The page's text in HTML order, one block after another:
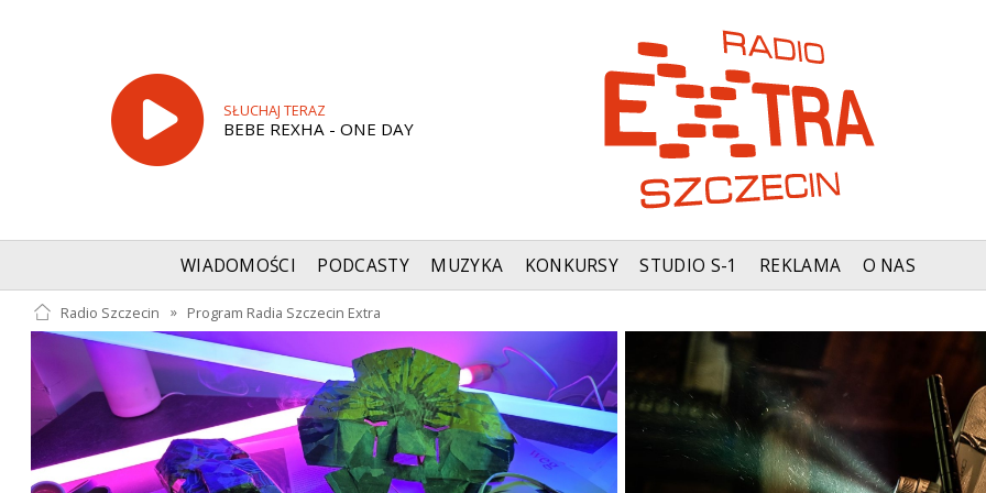
SŁUCHAJ TERAZ
BEBE REXHA - ONE DAY
WIADOMOŚCI PODCASTY MUZYKA KONKURSY STUDIO S-1 REKLAMA O NAS
Radio Szczecin » Program Radia Szczecin Extra